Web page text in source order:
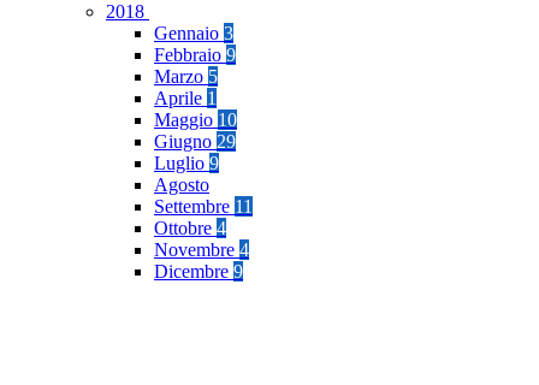
2018
Gennaio 3
Febbraio 9
Marzo 5
Aprile 1
Maggio 10
Giugno 29
Luglio 9
Agosto
Settembre 11
Ottobre 4
Novembre 4
Dicembre 9